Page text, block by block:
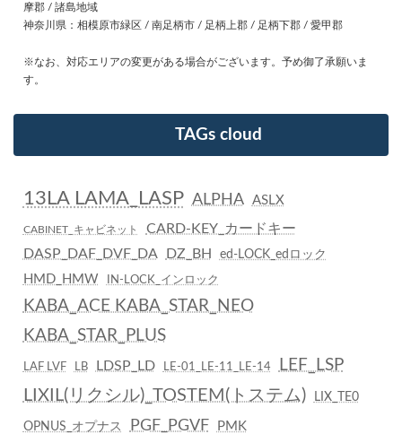
摩郡 / 諸島地域
神奈川県：相模原市緑区 / 南足柄市 / 足柄上郡 / 足柄下郡 / 愛甲郡
※なお、対応エリアの変更がある場合がございます。予め御了承願いま
す。
TAGs cloud
13LA LAMA_LASP ALPHA ASLX
CABINET_キャビネット
CARD-KEY_カードキー
DASP_DAF_DVF_DA
DZ_BH ed-LOCK_edロック
HMD_HMW IN-LOCK_インロック
KABA_ACE KABA_STAR_NEO
KABA_STAR_PLUS
LAF LVF LB LDSP_LD LE-01_LE-11_LE-14 LEF_LSP
LIXIL(リクシル)_TOSTEM(トステム) LIX_TE0
OPNUS_オプナス PGF_PGVF PMK